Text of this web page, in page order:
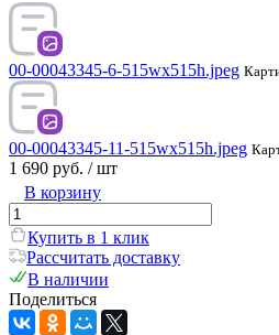
00-00043345-6-515wx515h.jpeg
00-00043345-11-515wx515h.jpeg
1 690 руб. / шт
В корзину
Купить в 1 клик
Рассчитать доставку
В наличии
Поделиться